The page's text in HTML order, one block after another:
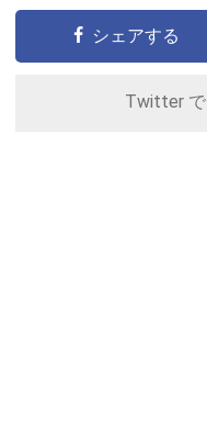
シェアする
Twitter で